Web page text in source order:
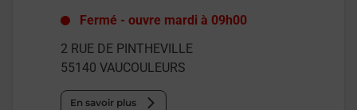
Fermé -ouvre mardi à 09h00
2 RUE DE PINTHEVILLE
55140 VAUCOULEURS
En savoir plus